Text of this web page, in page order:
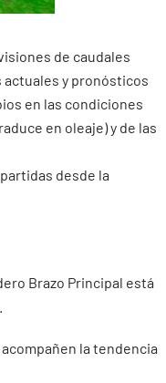
de caudales
actuales y pronósticos
en las condiciones
en oleaje) y de las
desde la
Brazo Principal está
la tendencia